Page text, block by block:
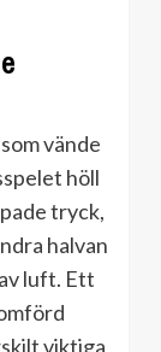
vände
höll
tryck,
halvan
luft. Ett
viktiga